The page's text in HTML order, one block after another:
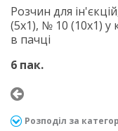
Розчин для
(5х1), № 10 (10х1) у
в пачці
6 пак.
Розподіл за